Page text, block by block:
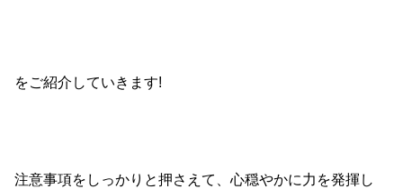
をご紹介していきます!
注意事項をしっかりと押さえて、心穏やかに力を発揮し